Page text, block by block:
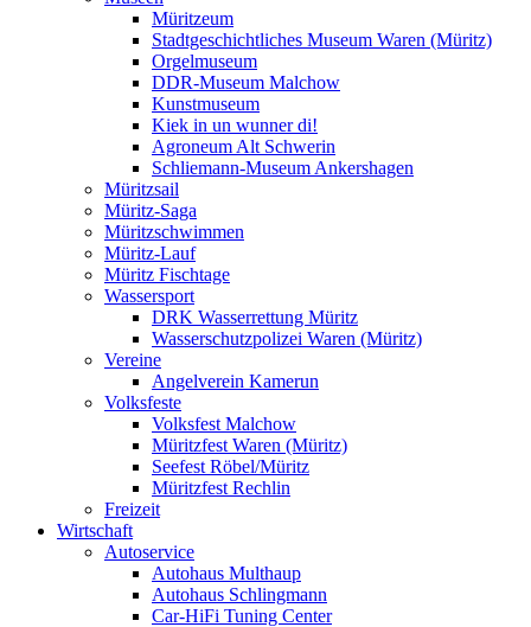
Müritzeum
Stadtgeschichtliches Museum Waren (Müritz)
Orgelmuseum
DDR-Museum Malchow
Kunstmuseum
Kiek in un wunner di!
Agroneum Alt Schwerin
Schliemann-Museum Ankershagen
Müritzsail
Müritz-Saga
Müritzschwimmen
Müritz-Lauf
Müritz Fischtage
Wassersport
DRK Wasserrettung Müritz
Wasserschutzpolizei Waren (Müritz)
Vereine
Angelverein Kamerun
Volksfeste
Volksfest Malchow
Müritzfest Waren (Müritz)
Seefest Röbel/Müritz
Müritzfest Rechlin
Freizeit
Wirtschaft
Autoservice
Autohaus Multhaup
Autohaus Schlingmann
Car-HiFi Tuning Center